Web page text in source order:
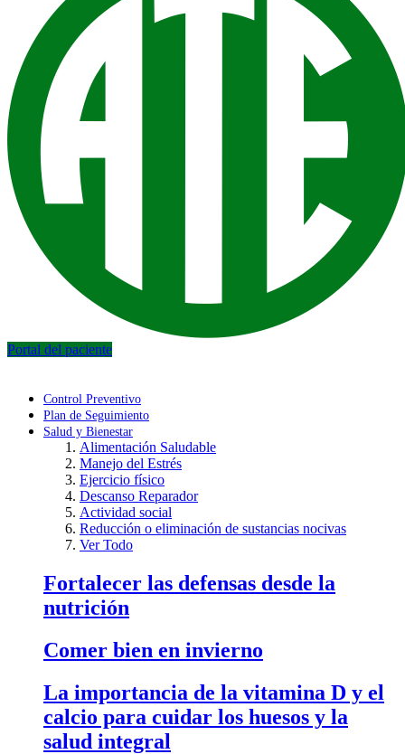
Portal del paciente
Control Preventivo
Plan de Seguimiento
Salud y Bienestar
Alimentación Saludable
Manejo del Estrés
Ejercicio físico
Descanso Reparador
Actividad social
Reducción o eliminación de sustancias nocivas
Ver Todo
Fortalecer las defensas desde la
nutrición
Comer bien en invierno
La importancia de la vitamina D y el
calcio para cuidar los huesos y la
salud integral